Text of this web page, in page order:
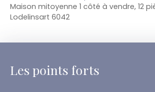
Maison mitoyenne 1 côté à vendre, 12
Lodelinsart 6042
Les points forts